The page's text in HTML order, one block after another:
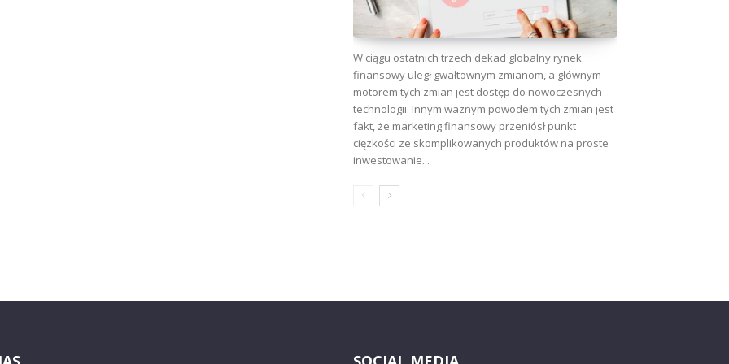
W ciągu ostatnich trzech dekad globalny rynek
finansowy uległ gwałtownym zmianom, a głównym
motorem tych zmian jest dostęp do nowoczesnych
technologii. Innym ważnym powodem tych zmian jest
fakt, że marketing finansowy przeniósł punkt
ciężkości ze skomplikowanych produktów na proste
inwestowanie...